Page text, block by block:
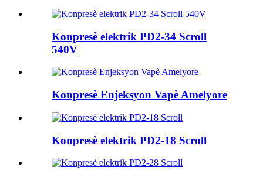
Konpresè elektrik PD2-34 Scroll
540V
Konpresè Enjeksyon Vapè Amelyore
Konpresè elektrik PD2-18 Scroll